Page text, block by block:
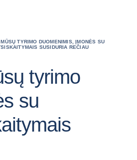
TYRIMO DUOMENIMIS, ĮMONĖS SU
SUSIDURIA REČIAU
tyrimo
su